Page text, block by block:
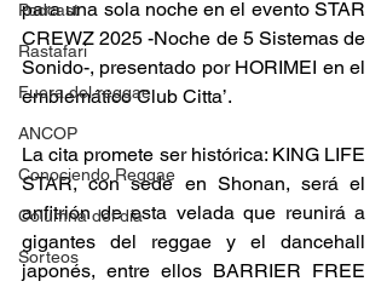
Podcast
Rastafari
Fuera del reggae
ANCOP
Conociendo Reggae
Columna del día
Sorteos
para una sola noche en el evento STAR
CREWZ 2025 -Noche de 5 Sistemas de
Sonido-, presentado por HORIMEI en el
emblemático Club Citta’.
La cita promete ser histórica: KING LIFE
STAR, con sede en Shonan, será el
anfitrión de esta velada que reunirá a
gigantes del reggae y el dancehall
japonés, entre ellos BARRIER FREE